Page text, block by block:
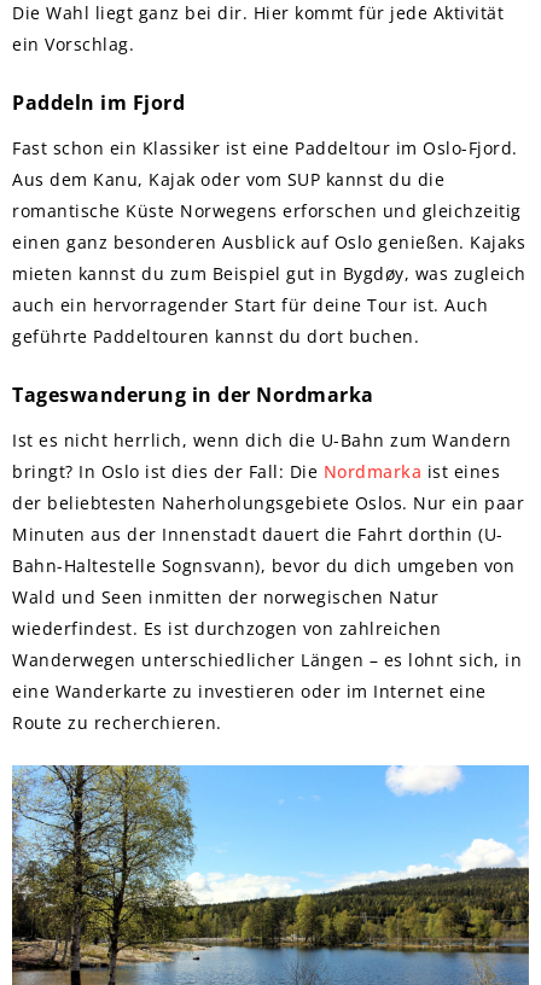
Die Wahl liegt ganz bei dir. Hier kommt für jede Aktivität
ein Vorschlag.
Paddeln im Fjord
Fast schon ein Klassiker ist eine Paddeltour im Oslo-Fjord.
Aus dem Kanu, Kajak oder vom SUP kannst du die
romantische Küste Norwegens erforschen und gleichzeitig
einen ganz besonderen Ausblick auf Oslo genießen. Kajaks
mieten kannst du zum Beispiel gut in Bygdøy, was zugleich
auch ein hervorragender Start für deine Tour ist. Auch
geführte Paddeltouren kannst du dort buchen.
Tageswanderung in der Nordmarka
Ist es nicht herrlich, wenn dich die U-Bahn zum Wandern
bringt? In Oslo ist dies der Fall: Die Nordmarka ist eines
der beliebtesten Naherholungsgebiete Oslos. Nur ein paar
Minuten aus der Innenstadt dauert die Fahrt dorthin (U-
Bahn-Haltestelle Sognsvann), bevor du dich umgeben von
Wald und Seen inmitten der norwegischen Natur
wiederfindest. Es ist durchzogen von zahlreichen
Wanderwegen unterschiedlicher Längen – es lohnt sich, in
eine Wanderkarte zu investieren oder im Internet eine
Route zu recherchieren.